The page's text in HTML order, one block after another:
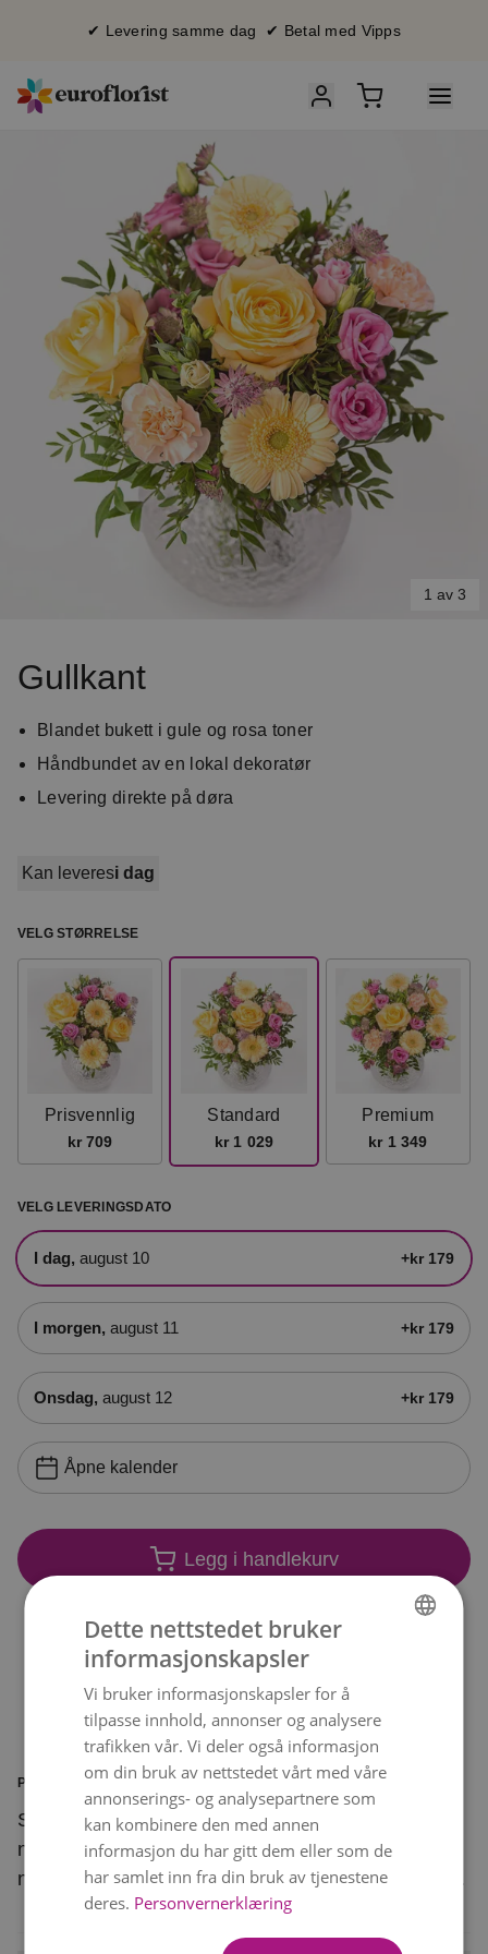
✔ Levering samme dag ✔ Betal med Vipps
1 av 3
Gullkant
Blandet bukett i gule og rosa toner
Håndbundet av en lokal dekoratør
Levering direkte på døra
Kan leveresi dag
VELG STØRRELSE
Prisvennlig
kr 709
Standard
kr 1 029
Premium
kr 1 349
VELG LEVERINGSDATO
i dag, august 10 +kr 179
i morgen, august 11 +kr 179
onsdag, august 12 +kr 179
Åpne kalender
Legg i handlekurv
PRODUKTINFORMASJON
Sett en gullkant på hverdagen med denne
nydelige buketten. Et vakkert blomsterknippe i
nyanser av aprikos og rosa som sprer mye glede.
ENGLISH
Dette nettstedet bruker
informasjonskapsler
Vi bruker informasjonskapsler for å
tilpasse innhold, annonser og analysere
trafikken vår. Vi deler også informasjon
om din bruk av nettstedet vårt med våre
annonserings- og analysepartnere som
kan kombinere den med annen
informasjon du har gitt dem eller som de
har samlet inn fra din bruk av tjenestene
deres. Personvernerklæring